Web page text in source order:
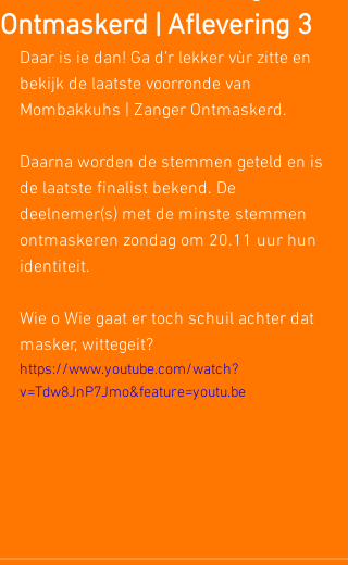
Ontmaskerd | Aflevering 3
Daar is ie dan! Ga d’r lekker vùr zitte en
bekijk de laatste voorronde van
Mombakkuhs | Zanger Ontmaskerd.
Daarna worden de stemmen geteld en is
de laatste finalist bekend. De
deelnemer(s) met de minste stemmen
ontmaskeren zondag om 20.11 uur hun
identiteit.
Wie o Wie gaat er toch schuil achter dat
masker, wittegeit?
https://www.youtube.com/watch?
v=Tdw8JnP7Jmo&feature=youtu.be